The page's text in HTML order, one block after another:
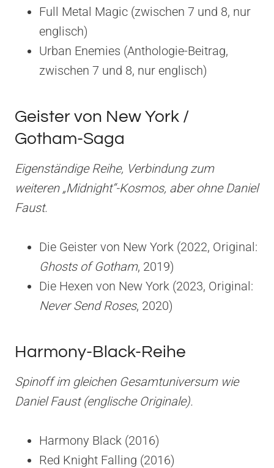
Full Metal Magic (zwischen 7 und 8, nur
englisch)
Urban Enemies (Anthologie-Beitrag,
zwischen 7 und 8, nur englisch)
Geister von New York /
Gotham-Saga
Eigenständige Reihe, Verbindung zum
weiteren „Midnight“-Kosmos, aber ohne Daniel
Faust.
Die Geister von New York (2022, Original:
Ghosts of Gotham, 2019)
Die Hexen von New York (2023, Original:
Never Send Roses, 2020)
Harmony-Black-Reihe
Spinoff im gleichen Gesamtuniversum wie
Daniel Faust (englische Originale).
Harmony Black (2016)
Red Knight Falling (2016)